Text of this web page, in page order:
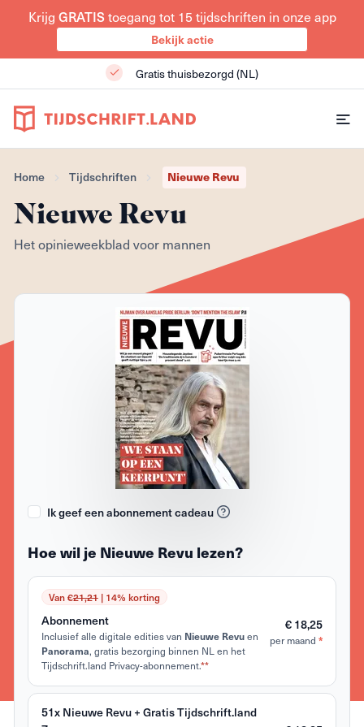
Krijg GRATIStoegang tot 15 tijdschriften in onze app
Bekijk actie
Gratis thuisbezorgd (NL)
Home Tijdschriften Nieuwe Revu
Nieuwe Revu
Het opinieweekblad voor mannen
Ik geef een abonnement cadeau
Hoe wil je Nieuwe Revu lezen?
Van €21,21| 14% korting
Abonnement
Inclusief alle digitale edities van Nieuwe Revuen
Panorama, gratis bezorging binnen NL en het
Tijdschrift.land Privacy-abonnement.**
€ 18,25
per maand *
51x Nieuwe Revu + Gratis Tijdschrift.land